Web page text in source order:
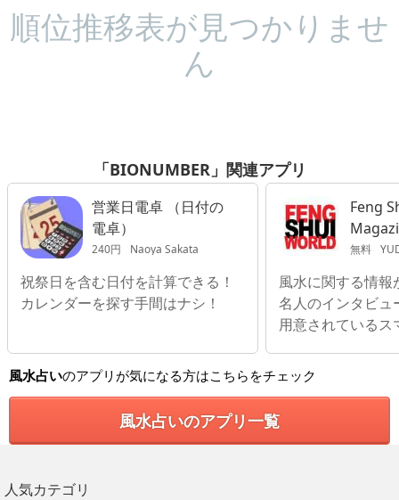
順位推移表が見つかりませ
ん
「BIONUMBER」関連アプリ
営業日電卓 （日付の
電卓）
240円 Naoya Sakata
祝祭日を含む日付を計算できる！
カレンダーを探す手間はナシ！
Feng
無料
風水に関する情報
名人のインタビュ
用意されているス
風水占いのアプリが気になる方はこちらをチェック
風水占いのアプリ一覧
人気カテゴリ